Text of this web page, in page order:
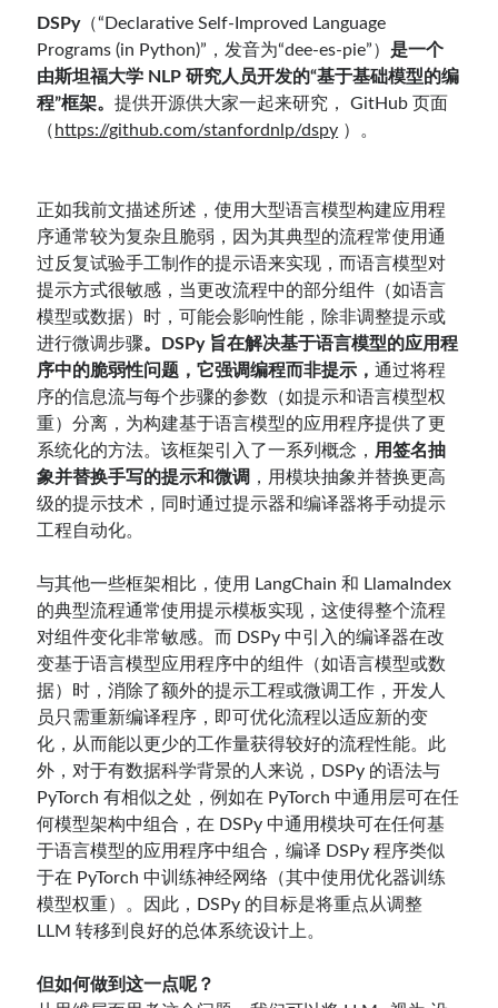
DSPy（“Declarative Self-Improved Language
Programs (in Python)”，发音为“dee-es-pie”）是一个
由斯坦福大学 NLP 研究人员开发的“基于基础模型的编
程”框架。提供开源供大家一起来研究， GitHub 页面
（https://github.com/stanfordnlp/dspy ）。
正如我前文描述所述，使用大型语言模型构建应用程
序通常较为复杂且脆弱，因为其典型的流程常使用通
过反复试验手工制作的提示语来实现，而语言模型对
提示方式很敏感，当更改流程中的部分组件（如语言
模型或数据）时，可能会影响性能，除非调整提示或
进行微调步骤。DSPy 旨在解决基于语言模型的应用程
序中的脆弱性问题，它强调编程而非提示，通过将程
序的信息流与每个步骤的参数（如提示和语言模型权
重）分离，为构建基于语言模型的应用程序提供了更
系统化的方法。该框架引入了一系列概念， 用签名抽
象并替换手写的提示和微调 ，用模块抽象并替换更高
级的提示技术，同时通过提示器和编译器将手动提示
工程自动化。
与其他一些框架相比，使用 LangChain 和 LlamaIndex
的典型流程通常使用提示模板实现，这使得整个流程
对组件变化非常敏感。而 DSPy 中引入的编译器在改
变基于语言模型应用程序中的组件（如语言模型或数
据）时，消除了额外的提示工程或微调工作，开发人
员只需重新编译程序，即可优化流程以适应新的变
化，从而能以更少的工作量获得较好的流程性能。此
外，对于有数据科学背景的人来说，DSPy 的语法与
PyTorch 有相似之处，例如在 PyTorch 中通用层可在任
何模型架构中组合，在 DSPy 中通用模块可在任何基
于语言模型的应用程序中组合，编译 DSPy 程序类似
于在 PyTorch 中训练神经网络（其中使用优化器训练
模型权重）。因此，DSPy 的目标是将重点从调整
LLM 转移到良好的总体系统设计上。
但如何做到这一点呢？